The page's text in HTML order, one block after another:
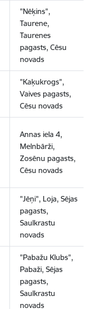
"Nēķins",
Taurene,
Taurenes
pagasts, Cēsu
novads
"Kaķukrogs",
Vaives pagasts,
Cēsu novads
Annas iela 4,
Melnbārži,
Zosēnu pagasts,
Cēsu novads
"Jēņi", Loja, Sējas
pagasts,
Saulkrastu
novads
"Pabažu Klubs",
Pabaži, Sējas
pagasts,
Saulkrastu
novads